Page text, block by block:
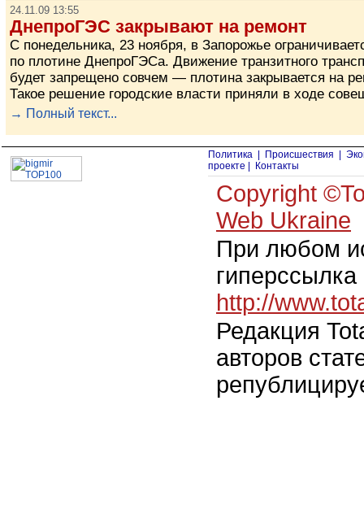
24.11.09 13:55
ДнепроГЭС закрывают на ремонт
С понедельника, 23 ноября, в Запорожье
по плотине ДнепроГЭСа. Движение транзитного
будет запрещено совчем — плотина закрывается на
Такое решение городские власти приняли в ходе
→ Полный текст...
Политика Происшествия
проекте
Контакты
Copyright
Web Ukraine
При любом
http://
Редакция
авторов